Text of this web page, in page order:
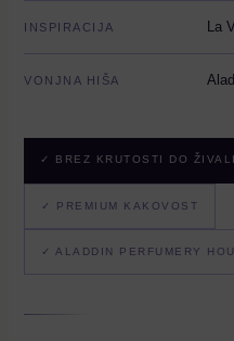
INSPIRACIJA La
VONJNA HIŠA
✓ BREZ KRUTOSTI DO ŽIVALI
✓ PREMIUM KAKOVOST
✓ ALADDIN PERFUMERY